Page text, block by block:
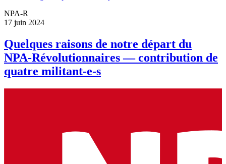
NPA-R
17 juin 2024
Quelques raisons de notre départ du
NPA-Révolutionnaires — contribution de
quatre militant-e-s